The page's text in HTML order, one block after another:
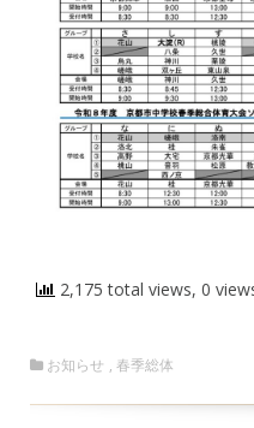
2,175 total views, 0
お知らせ , 春季総体